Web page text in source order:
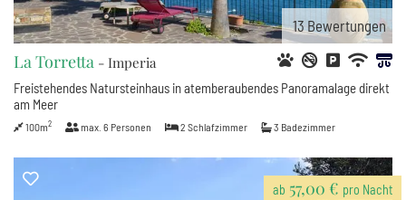
13 Bewertungen
La Torretta - Imperia
Freistehendes Natursteinhaus in atemberaubendes Panoramalage direkt
am Meer
100m2 max. 6 Personen 2 Schlafzimmer 3 Badezimmer
ab 57,00 € pro Nacht